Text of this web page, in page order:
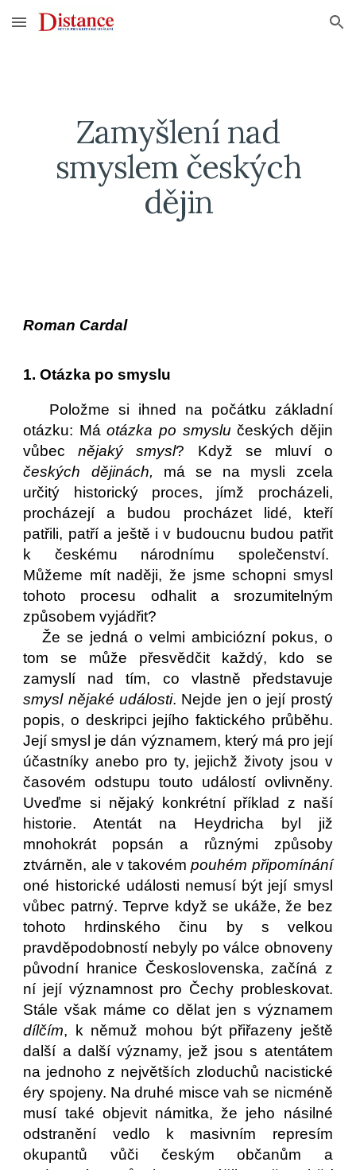
Skip to main content Skip to navigation
Zamyšlení nad
smyslem českých
dějin
Roman Cardal
1. Otázka po smyslu
Položme si ihned na počátku základní
otázku: Máotázka po smyslu českých dějin
vůbecnějaký smysl? Když se mluví o
českých dějinách, má se na mysli zcela
určitý historický proces, jímž procházeli,
procházejí a budou procházet lidé, kteří
patřili, patří a ještě i v budoucnu budou patřit
k českému národnímu společenství.
Můžeme mít naději, že jsme schopni smysl
tohoto procesu odhalit a srozumitelným
způsobem vyjádřit?
Že se jedná o velmi ambiciózní pokus, o
tom se může přesvědčit každý, kdo se
zamyslí nad tím, co vlastně představuje
smysl nějaké události. Nejde jen o její prostý
popis, o deskripci jejího faktického průběhu.
Její smysl je dán významem, který má pro její
účastníky anebo pro ty, jejichž životy jsou v
časovém odstupu touto událostí ovlivněny.
Uveďme si nějaký konkrétní příklad z naší
historie. Atentát na Heydricha byl již
mnohokrát popsán a různými způsoby
ztvárněn, ale v takovémpouhém připomínání
oné historické události nemusí být její smysl
vůbec patrný. Teprve když se ukáže, že bez
tohoto hrdinského činu by s velkou
pravděpodobností nebyly po válce obnoveny
původní hranice Československa, začíná z
ní její významnost pro Čechy probleskovat.
Stále však máme co dělat jen s významem
dílčím, k němuž mohou být přiřazeny ještě
další a další významy, jež jsou s atentátem
na jednoho z největších zloduchů nacistické
éry spojeny. Na druhé misce vah se nicméně
musí také objevit námitka, že jeho násilné
odstranění vedlo k masivním represím
okupantů vůči českým občanům a